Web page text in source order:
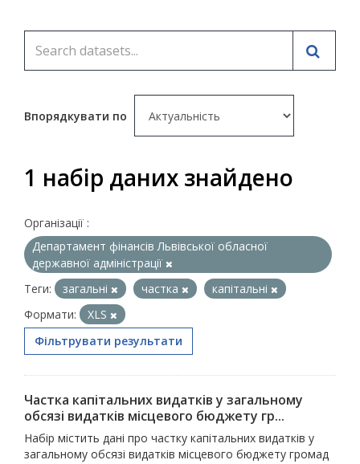
Впорядкувати по
1 набір даних знайдено
Організації :
Департамент фінансів Львівської обласної
державної адміністрації
Теги:
загальні частка
капітальні
Формати:
XLS
Фільтрувати результати
Частка капітальних видатків у загальному
обсязі видатків місцевого бюджету гр...
Набір містить дані про частку капітальних видатків у
загальному обсязі видатків місцевого бюджету громад